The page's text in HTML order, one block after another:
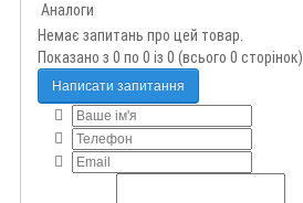
Аналоги
Немає запитань про цей товар.
Показано з 0 по 0 із 0 (всього 0 сторінок)
Написати запитання